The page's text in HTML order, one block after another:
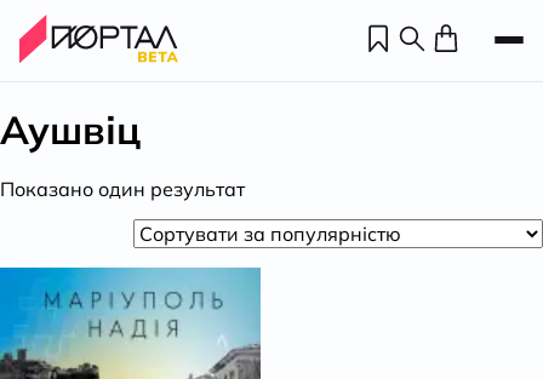
Аушвіц
Показано один результат